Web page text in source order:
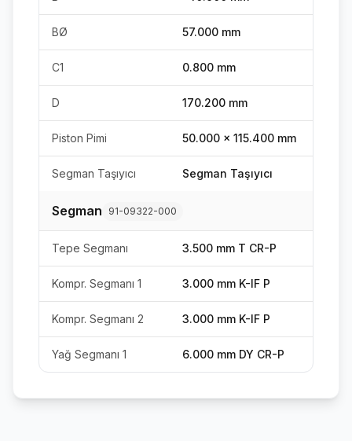
BØ 57.000 mm
C1 0.800 mm
D 170.200 mm
Piston Pimi 50.000 x 115.400 mm
Segman Taşıyıcı Segman Taşıyıcı
Segman 91-09322-000
Tepe Segmanı 3.500 mm T CR-P
Kompr. Segmanı 1 3.000 mm K-IF P
Kompr. Segmanı 2 3.000 mm K-IF P
Yağ Segmanı 1 6.000 mm DY CR-P